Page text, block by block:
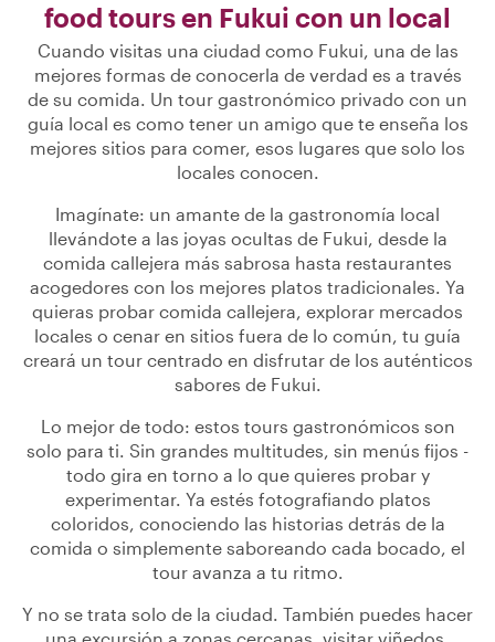
food tours en Fukui con un local
Cuando visitas una ciudad como Fukui, una de las
mejores formas de conocerla de verdad es a través
de su comida. Un tour gastronómico privado con un
guía local es como tener un amigo que te enseña los
mejores sitios para comer, esos lugares que solo los
locales conocen.
Imagínate: un amante de la gastronomía local
llevándote a las joyas ocultas de Fukui, desde la
comida callejera más sabrosa hasta restaurantes
acogedores con los mejores platos tradicionales. Ya
quieras probar comida callejera, explorar mercados
locales o cenar en sitios fuera de lo común, tu guía
creará un tour centrado en disfrutar de los auténticos
sabores de Fukui.
Lo mejor de todo: estos tours gastronómicos son
solo para ti. Sin grandes multitudes, sin menús fijos -
todo gira en torno a lo que quieres probar y
experimentar. Ya estés fotografiando platos
coloridos, conociendo las historias detrás de la
comida o simplemente saboreando cada bocado, el
tour avanza a tu ritmo.
Y no se trata solo de la ciudad. También puedes hacer